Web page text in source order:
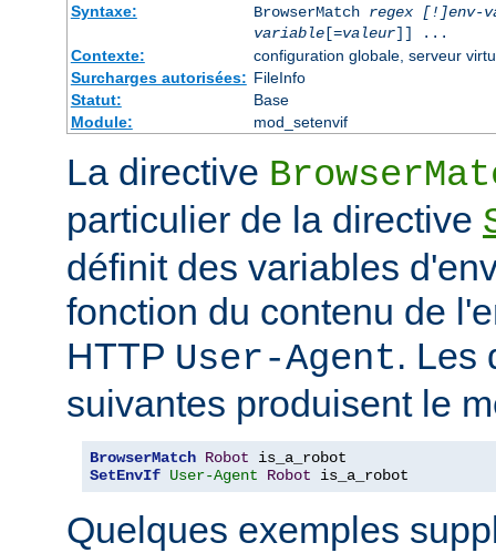
Syntaxe:
BrowserMatch regex [!]env-
variable[=valeur]] ...
Contexte:
configuration globale, serveur
Surcharges autorisées: FileInfo
Statut:
Base
Module:
mod_setenvif
La directive
particulier de la directive
définit des variables
fonction du contenu de
HTTP User-Agent. Les
suivantes produisent le
BrowserMatch Robot
SetEnvIf User-Agent Robot is_a_robot
Quelques exemples